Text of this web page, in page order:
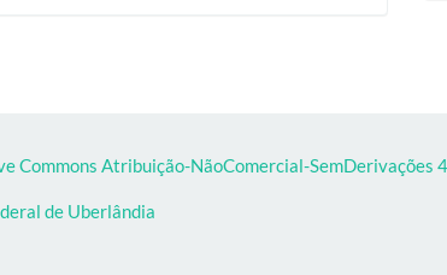
Commons Atribuição-NãoComercial-SemDerivações
de Uberlândia